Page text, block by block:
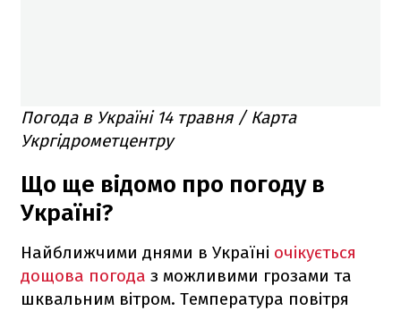
Погода в Україні 14 травня / Карта
Укргідрометцентру
Що ще відомо про погоду в
Україні?
Найближчими днями в Україні очікується
дощова погода з можливими грозами та
шквальним вітром. Температура повітря